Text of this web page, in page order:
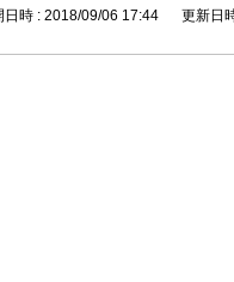
日時 : 2018/09/06 17:44 更新日